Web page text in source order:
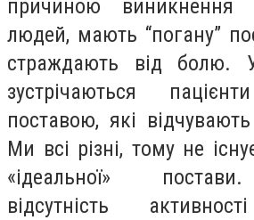
причиною виникнення
людей, мають “погану”
страждають від
зустрічаються
поставою, які
Ми всі різні, тому не
«ідеальної»
відсутність